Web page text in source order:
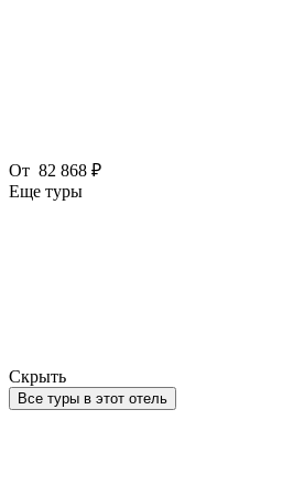
От 82 868 ₽
Еще туры
Скрыть
Все туры в этот отель